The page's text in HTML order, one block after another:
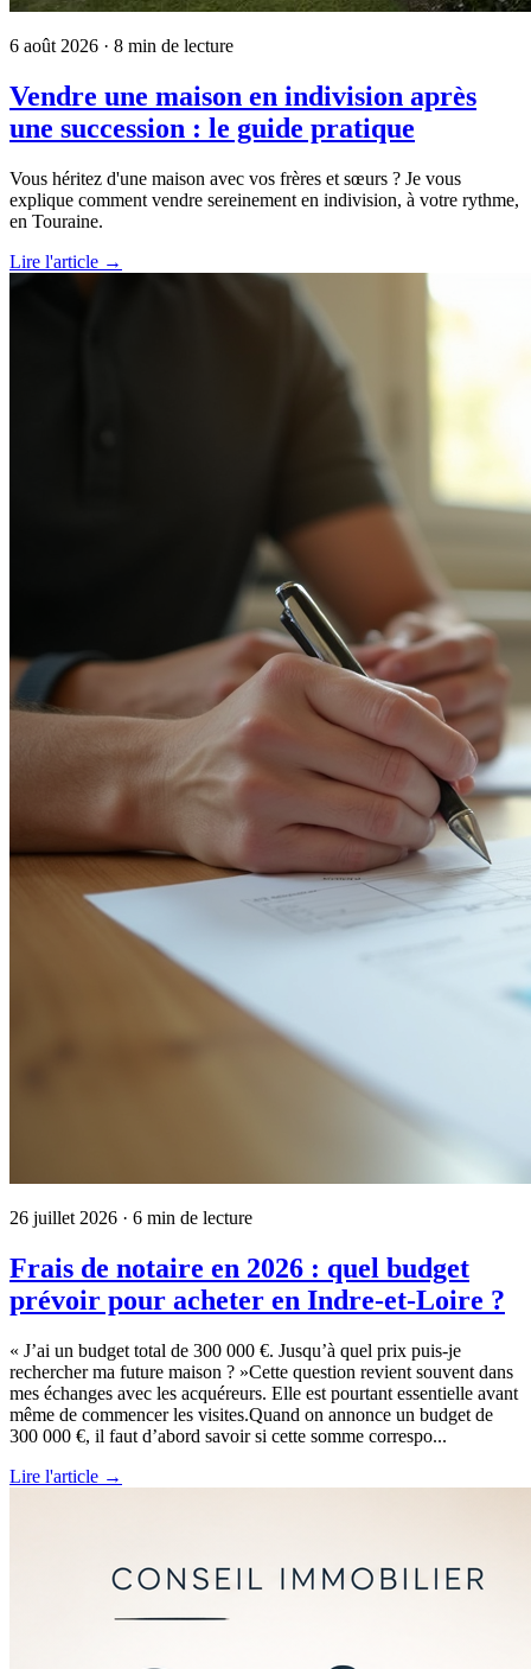
6 août 2026 · 8 min de lecture
Vendre une maison en indivision après
une succession : le guide pratique
Vous héritez d'une maison avec vos frères et sœurs ? Je vous
explique comment vendre sereinement en indivision, à votre rythme,
en Touraine.
Lire l'article →
26 juillet 2026 · 6 min de lecture
Frais de notaire en 2026 : quel budget
prévoir pour acheter en Indre-et-Loire ?
« J’ai un budget total de 300 000 €. Jusqu’à quel prix puis-je
rechercher ma future maison ? »Cette question revient souvent dans
mes échanges avec les acquéreurs. Elle est pourtant essentielle avant
même de commencer les visites.Quand on annonce un budget de
300 000 €, il faut d’abord savoir si cette somme correspo...
Lire l'article →